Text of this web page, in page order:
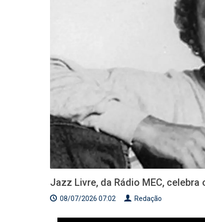
Jazz Livre, da Rádio MEC,
08/07/2026 07:02 Redação